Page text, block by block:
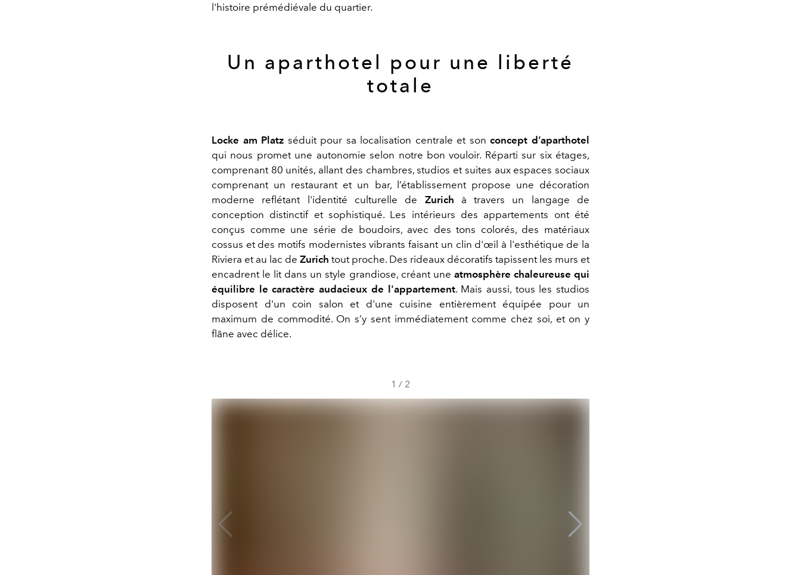
l'histoire prémédiévale du quartier.
Un aparthotel pour une liberté
totale
Locke am Platz séduit pour sa localisation centrale et sonconcept d’aparthotel
qui nous promet une autonomie selon notre bon vouloir. Réparti sur six étages,
comprenant 80 unités, allant des chambres, studios et suites aux espaces sociaux
comprenant un restaurant et un bar, l’établissement propose une décoration
moderne reflétant l'identité culturelle de Zurich à travers un langage de
conception distinctif et sophistiqué. Les intérieurs des appartements ont été
conçus comme une série de boudoirs, avec des tons colorés, des matériaux
cossus et des motifs modernistes vibrants faisant un clin d'œil à l'esthétique de la
Riviera et au lac de Zurich tout proche. Des rideaux décoratifs tapissent les murs et
encadrent le lit dans un style grandiose, créant une atmosphère chaleureuse qui
équilibre le caractère audacieux de l'appartement. Mais aussi, tous les studios
disposent d'un coin salon et d'une cuisine entièrement équipée pour un
maximum de commodité. On s’y sent immédiatement comme chez soi, et on y
flâne avec délice.
1 / 2